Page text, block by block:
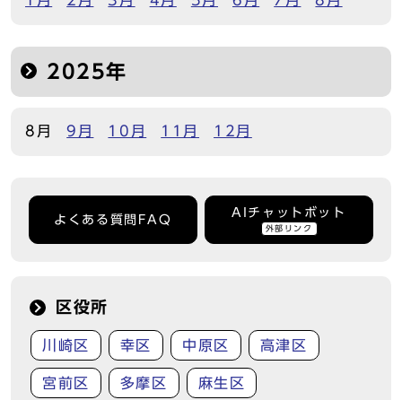
2025年
8月 9月 10月 11月 12月
よくある質問FAQ
AIチャットボット
外部リンク
区役所
川崎区 幸区 中原区 高津区
宮前区 多摩区 麻生区